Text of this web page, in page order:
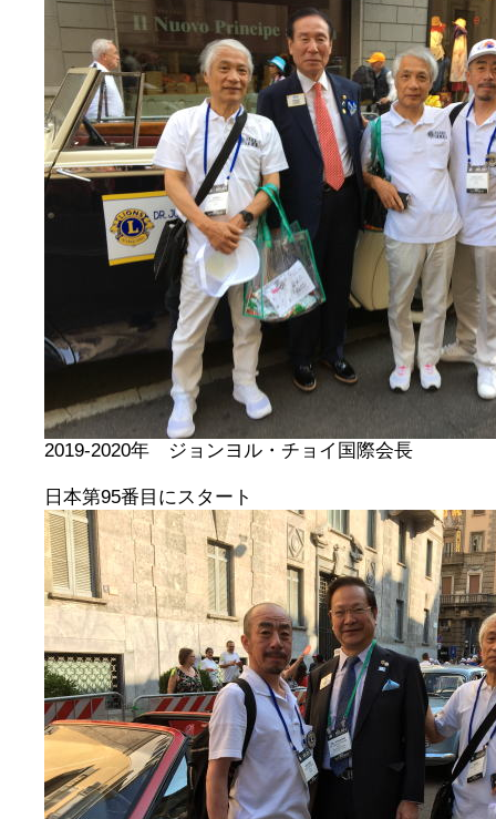
2019-2020年 ジョンヨル・チョイ国際会長
日本第95番目にスタート